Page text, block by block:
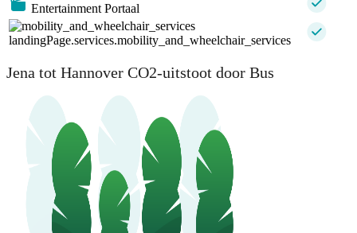
Entertainment Portaal
landingPage.services.mobility_and_wheelchair_services
Jena tot Hannover CO2-uitstoot door Bus